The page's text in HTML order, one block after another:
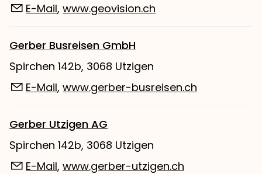
E-Mail, www.geovision.ch
Gerber Busreisen GmbH
Spirchen 142b, 3068 Utzigen
E-Mail, www.gerber-busreisen.ch
Gerber Utzigen AG
Spirchen 142b, 3068 Utzigen
E-Mail, www.gerber-utzigen.ch